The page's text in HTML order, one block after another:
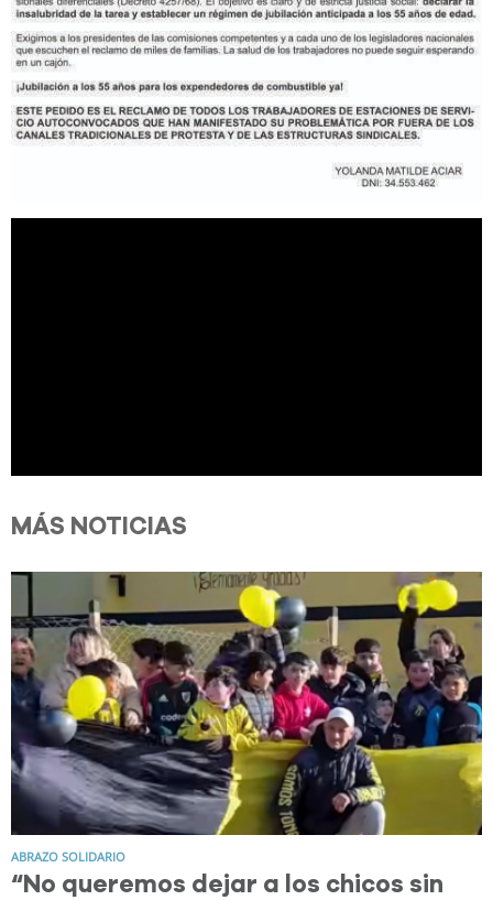
MÁS NOTICIAS
ABRAZO SOLIDARIO
“No queremos dejar a los chicos sin